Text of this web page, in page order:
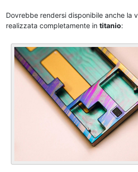
Dovrebbe rendersi disponibile anche la
realizzata completamente in titanio: